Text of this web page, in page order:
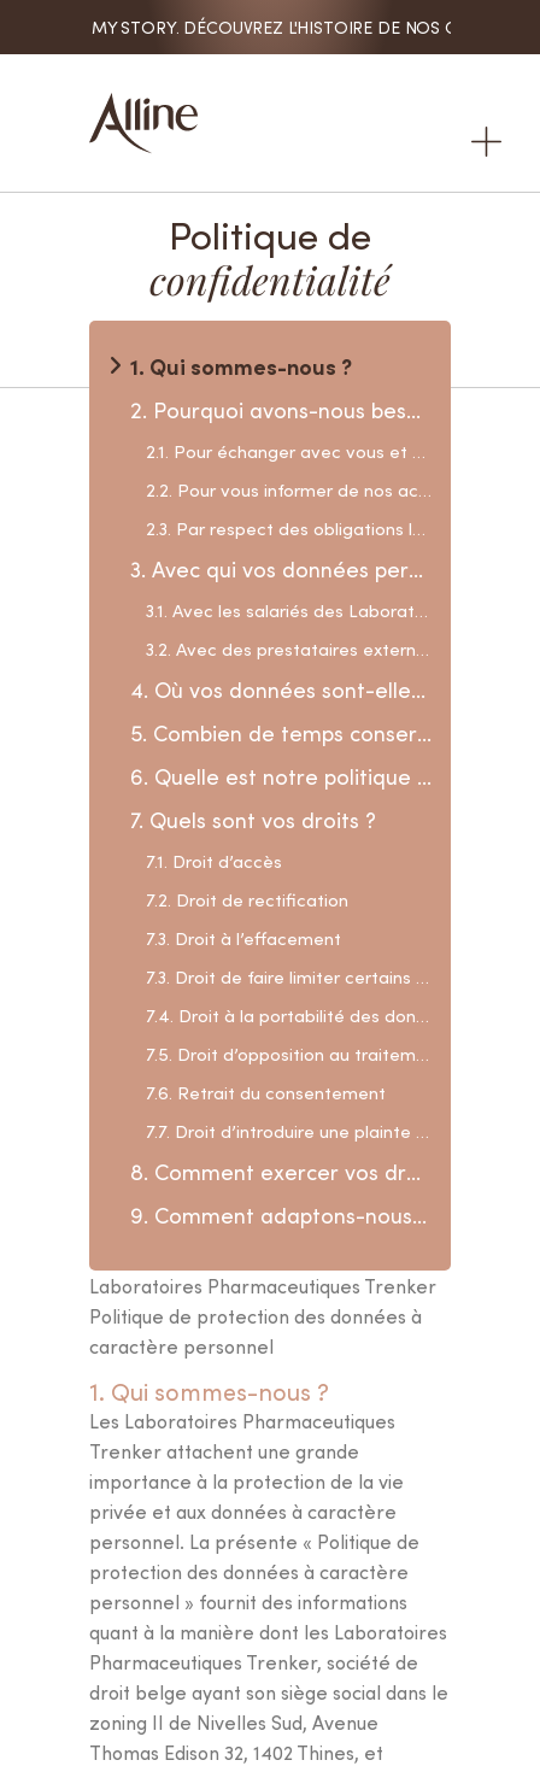
MY STORY. DÉCOUVREZ L'HISTOIRE DE NOS CONSOMMATRICES

Politique de
confidentialité
1. Qui sommes-nous ?
2. Pourquoi avons-nous besoin de vos données ?
2.1. Pour échanger avec vous et vous offrir nos produits et services
2.2. Pour vous informer de nos actions / nouveautés
2.3. Par respect des obligations légales
3. Avec qui vos données personnelles sont-elles partagées ?
3.1. Avec les salariés des Laboratoires Trenker
3.2. Avec des prestataires externes
4. Où vos données sont-elles conservées ?
5. Combien de temps conservons-nous vos données ?
6. Quelle est notre politique face aux cookies ?
7. Quels sont vos droits ?
7.1. Droit d’accès
7.2. Droit de rectification
7.3. Droit à l’effacement
7.3. Droit de faire limiter certains traitements
7.4. Droit à la portabilité des données
7.5. Droit d’opposition au traitement
7.6. Retrait du consentement
7.7. Droit d’introduire une plainte à l’Autorité de Protection des données
8. Comment exercer vos droits et nous contacter?
9. Comment adaptons-nous cette déclaration ?
Laboratoires Pharmaceutiques Trenker
Politique de protection des données à
caractère personnel
1. Qui sommes-nous ?
Les Laboratoires Pharmaceutiques
Trenker attachent une grande
importance à la protection de la vie
privée et aux données à caractère
personnel. La présente « Politique de
protection des données à caractère
personnel » fournit des informations
quant à la manière dont les Laboratoires
Pharmaceutiques Trenker, société de
droit belge ayant son siège social dans le
zoning II de Nivelles Sud, Avenue
Thomas Edison 32, 1402 Thines, et